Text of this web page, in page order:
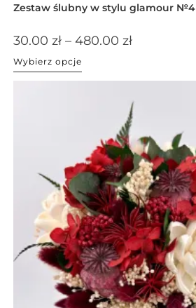
Zestaw ślubny w stylu glamour №4
30.00 zł – 480.00 zł
Wybierz opcje